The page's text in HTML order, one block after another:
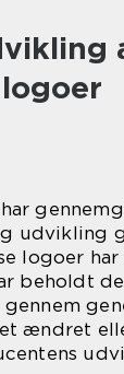
udvikling
logoer
beholdt
ændret